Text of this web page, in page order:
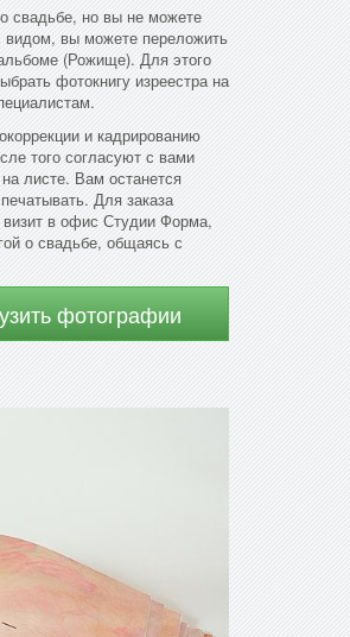
свадьбе, но вы не можете
видом, вы можете переложить
(Рожище). Для этого
фотокнигу изреестра на
и кадрированию
того согласуют с вами
листе. Вам останется
Для заказа
в офис Студии Форма,
о свадьбе, общаясь с
фотографии